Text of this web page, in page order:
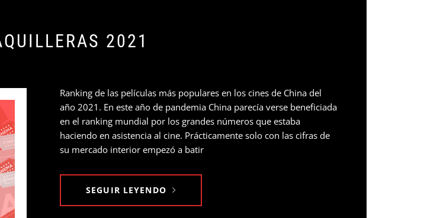
2021
Ranking de las películas más populares en los cines de China del
año 2021. En este año de pandemia China parecía verse beneficiada
en el ranking mundial por los grandes números que estaba
haciendo en asistencia al cine. Prácticamente solo con las cifras de
su mercado interior empezó a batir
SEGUIR LEYENDO